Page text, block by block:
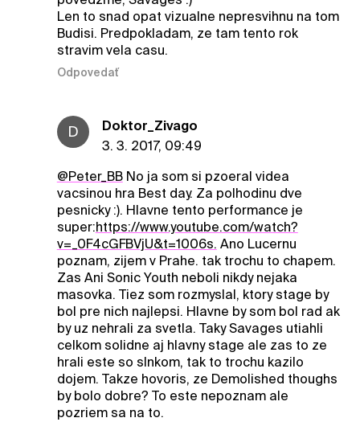
Len to snad opat vizualne nepresvihnu na tom
Budisi. Predpokladam, ze tam tento rok
stravim vela casu.
Odpovedať
D
Doktor_Zivago
3. 3. 2017, 09:49
@Peter_BBNo ja som si pzoeral videa
vacsinou hra Best day. Za polhodinu dve
pesnicky :). Hlavne tento performance je
super:https://www.youtube.com/watch?
v=_0F4cGFBVjU&t=1006s. Ano Lucernu
poznam, zijem v Prahe. tak trochu to chapem.
Zas Ani Sonic Youth neboli nikdy nejaka
masovka. Tiez som rozmyslal, ktory stage by
bol pre nich najlepsi. Hlavne by som bol rad ak
by uz nehrali za svetla. Taky Savages utiahli
celkom solidne aj hlavny stage ale zas to ze
hrali este so slnkom, tak to trochu kazilo
dojem. Takze hovoris, ze Demolished thoughs
by bolo dobre? To este nepoznam ale
pozriem sa na to.